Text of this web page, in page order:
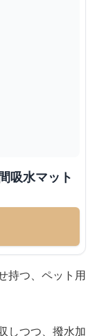
吸水マット
持つ、ペット用
しつつ、撥水加